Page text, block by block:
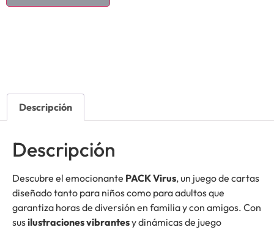
Descripción
Descripción
Descubre el emocionante PACK Virus, un juego de cartas
diseñado tanto para niños como para adultos que
garantiza horas de diversión en familia y con amigos. Con
susilustraciones vibrantesy dinámicas de juego